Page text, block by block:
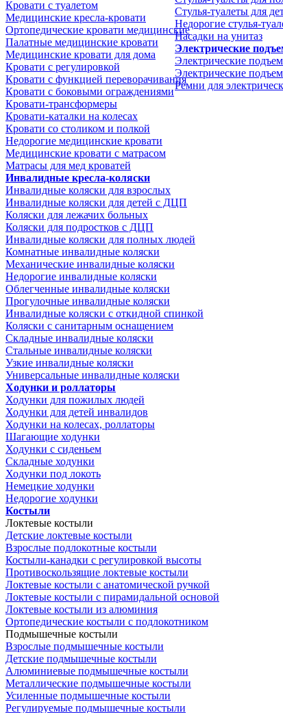
Кровати с туалетом
Медицинские крeсла-кровати
Ортопедические кровати медицинские
Палатные медицинские кровати
Медицинские кровати для дома
Кровати с регулировкой
Кровати с функцией переворачивания
Кровати с боковыми ограждениями
Кровати-трансформеры
Кровати-каталки на колесах
Кровати со столиком и полкой
Недорогие медицинские кровати
Медицинские кровати с матрасом
Матрасы для мед кроватей
Инвалидные кресла-коляски
Инвалидные коляски для взрослых
Инвалидные коляски для детей с ДЦП
Коляски для лежачих больных
Коляски для подростков с ДЦП
Инвалидные коляски для полных людей
Комнатные инвалидные коляски
Механические инвалидные коляски
Недорогие инвалидные коляски
Облегченные инвалидные коляски
Прогулочные инвалидные коляски
Инвалидные коляски с откидной спинкой
Коляски с санитарным оснащением
Складные инвалидные коляски
Стальные инвалидные коляски
Узкие инвалидные коляски
Универсальные инвалидные коляски
Ходунки и роллаторы
Ходунки для пожилых людей
Ходунки для детей инвалидов
Ходунки на колесах, роллаторы
Шагающие ходунки
Ходунки с сиденьем
Складные ходунки
Ходунки под локоть
Немецкие ходунки
Недорогие ходунки
Костыли
Локтевые костыли
Детские локтевые костыли
Взрослые подлокотные костыли
Костыли-канадки с регулировкой высоты
Противоскользящие локтевые костыли
Локтевые костыли с анатомической ручкой
Локтевые костыли с пирамидальной основой
Локтевые костыли из алюминия
Ортопедические костыли с подлокотником
Подмышечные костыли
Взрослые подмышечные костыли
Детские подмышечные костыли
Алюминиевые подмышечные костыли
Металлические подмышечные костыли
Усиленные подмышечные костыли
Регулируемые подмышечные костыли
Стулья-туалеты для
Недорогие стулья-
Насадки на унитаз
Электрические
Электрические
Электрические
Ремни для